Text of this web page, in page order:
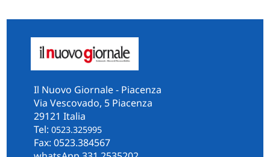
Il Nuovo Giornale - Piacenza
Via Vescovado, 5 Piacenza
29121 Italia
Tel: 0523.325995
Fax: 0523.384567